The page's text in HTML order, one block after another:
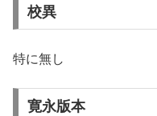
校異
特に無し
寛永版本